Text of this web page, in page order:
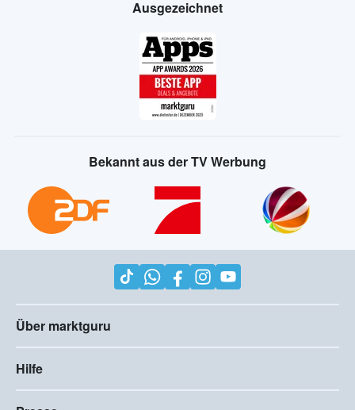
Ausgezeichnet
Bekannt aus der TV Werbung
Über marktguru
Hilfe